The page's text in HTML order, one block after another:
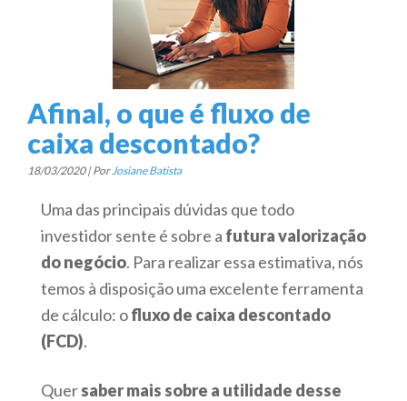
Afinal, o que é fluxo de
caixa descontado?
18/03/2020 | PorJosiane Batista
Uma das principais dúvidas que todo
investidor sente é sobre a futura valorização
do negócio. Para realizar essa estimativa, nós
temos à disposição uma excelente ferramenta
de cálculo: ofluxo de caixa descontado
(FCD).
Quersaber mais sobre a utilidade desse